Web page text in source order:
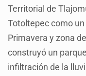
Territorial de
Totoltepec como
Primavera y zona
construyó un
infiltración de la